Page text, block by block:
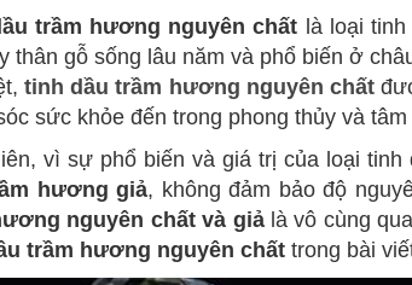
trầm hương nguyên chất là loại
thân gỗ sống lâu năm và phổ biến ở
tinh dầu trầm hương nguyên chất
sức khỏe đến trong phong thủy và tâm
vì sự phổ biến và giá trị của loại
hương giả, không đảm bảo độ
nguyên chất và giảlà vô cùng
trầm hương nguyên chấttrong bài